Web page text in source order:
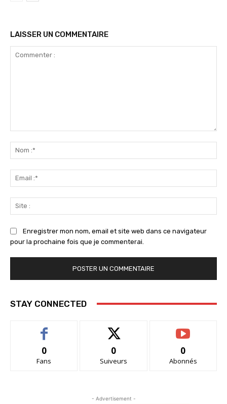
LAISSER UN COMMENTAIRE
:*
:*
:
Enregistrer mon nom, email et site web dans ce navigateur
pour la prochaine fois que je commenterai.
STAY CONNECTED
0
Fans
0
Suiveurs
0
Abonnés
- Advertisement -